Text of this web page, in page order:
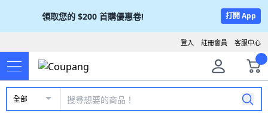
領取您的 $200 首購優惠卷! 打開 App
客服中心
註冊會員
登入
全部